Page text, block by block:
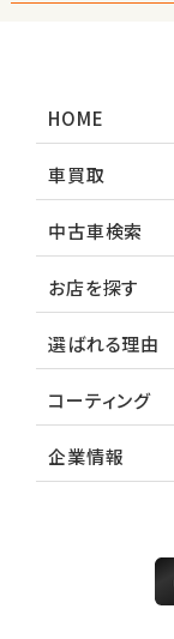
HOME
車買取
中古車検索
お店を探す
選ばれる理由
コーティング
企業情報